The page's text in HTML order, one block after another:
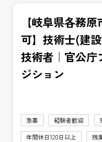
【岐阜県各務
可】技術士(建
技術者｜官公庁
ジション
急募 経験者歓迎
年間休日120日以上
残